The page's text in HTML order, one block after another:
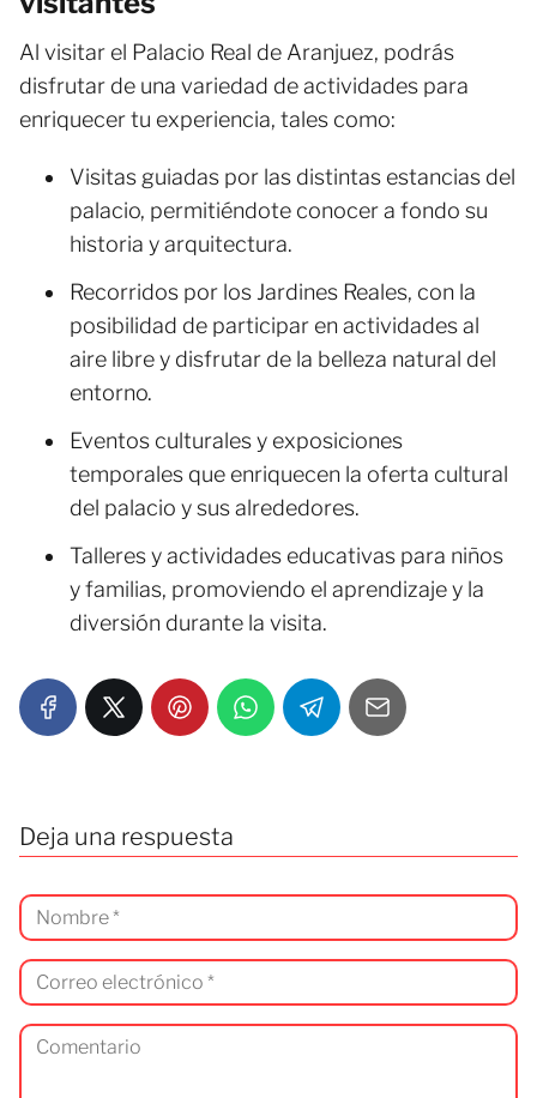
Al visitar el Palacio Real de Aranjuez, podrás
disfrutar de una variedad de actividades para
enriquecer tu experiencia, tales como:
Visitas guiadas por las distintas estancias del
palacio, permitiéndote conocer a fondo su
historia y arquitectura.
Recorridos por los Jardines Reales, con la
posibilidad de participar en actividades al
aire libre y disfrutar de la belleza natural del
entorno.
Eventos culturales y exposiciones
temporales que enriquecen la oferta cultural
del palacio y sus alrededores.
Talleres y actividades educativas para niños
y familias, promoviendo el aprendizaje y la
diversión durante la visita.
Deja una respuesta